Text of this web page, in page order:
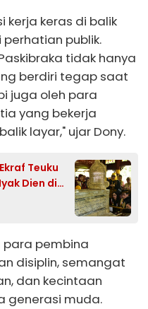
kerja keras di balik
publik.
tidak hanya
berdiri tegap saat
juga oleh para
yang bekerja
layar," ujar Dony.
Teuku
Dien di
para pembina
disiplin, semangat
dan kecintaan
generasi muda.